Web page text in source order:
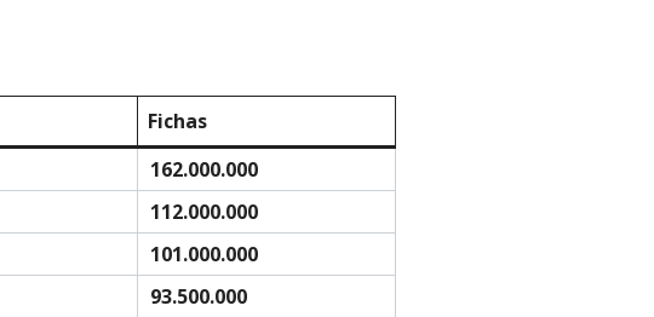
Fichas
162.000.000
112.000.000
101.000.000
93.500.000